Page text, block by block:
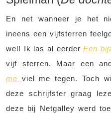
En net wanneer je het
ineens een vijfsterren
wel! Ik las al eerderEen
vijf sterren. Maar een
me viel me tegen. Toch
deze schrijfster graag
deze bij Netgalley werd